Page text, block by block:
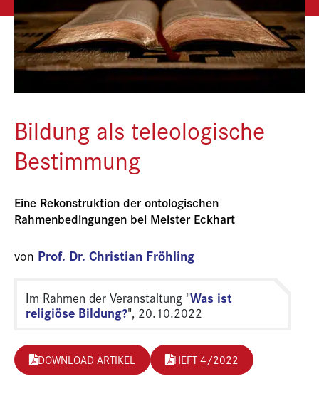
Bildung als teleologische
Bestimmung
Eine Rekonstruktion der ontologischen
Rahmenbedingungen bei Meister Eckhart
von Prof. Dr. Christian Fröhling
Im Rahmen der Veranstaltung "Was ist
religiöse Bildung?", 20.10.2022
DOWNLOAD ARTIKEL HEFT 4/2022